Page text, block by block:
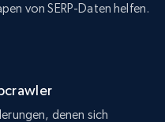
von SERP-Daten helfen.
denen sich